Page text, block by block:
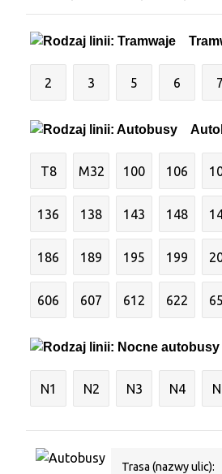
2 3 5 6 7
T8 M32 100 106
136 138 143 148
186 189 195 199
606 607 612 622
N1 N2 N3 N4
Trasa (nazwy ulic):